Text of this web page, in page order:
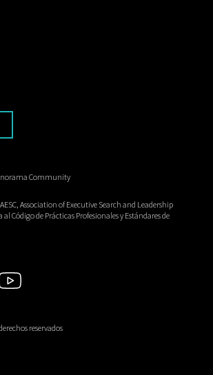
Community
Association of Executive Search and Leadership
Código de Prácticas Profesionales y Estándares de
reservados